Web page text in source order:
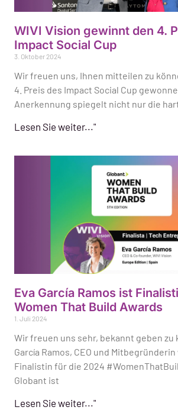
WIVI Vision gewinnt den 4.
Impact Social Cup
3. Oktober 2024
Wir freuen uns, Ihnen mitteilen zu
4. Preis des Impact Social Cup
Anerkennung spiegelt nicht nur die
Lesen Sie weiter..."
Eva García Ramos ist
Women That Build Awards
1. Juli 2024
Wir freuen uns sehr, bekannt geben zu
García Ramos, CEO und Mitbegründerin
Finalistin für die 2024
Globant ist
Lesen Sie weiter..."